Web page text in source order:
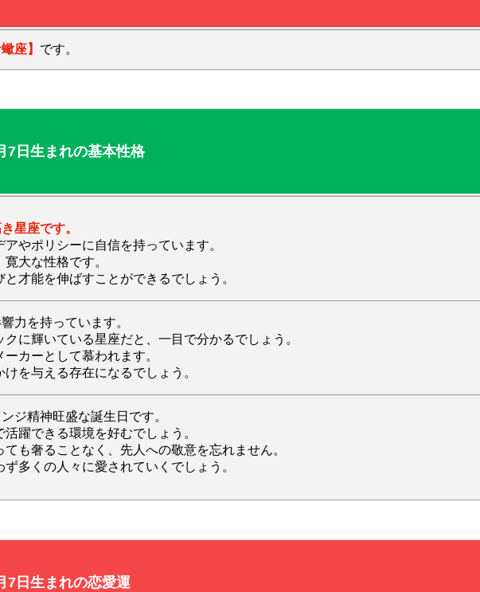
座】 です。
7日生まれの基本性格
星座です。
やポリシーに自信を持っています。
大な性格です。
才能を伸ばすことができるでしょう。
力を持っています。
に輝いている星座だと、一目で分かるでしょう。
カーとして慕われます。
を与える存在になるでしょう。
ジ精神旺盛な誕生日です。
躍できる環境を好むでしょう。
も奢ることなく、先人への敬意を忘れません。
多くの人々に愛されていくでしょう。
7日生まれの恋愛運